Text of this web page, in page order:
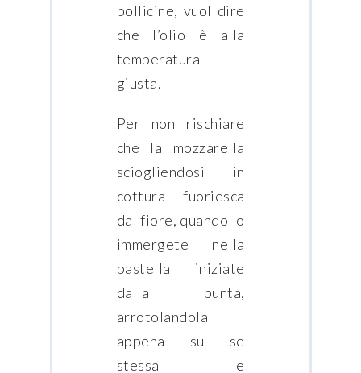
bollicine, vuol dire
che l’olio è alla
temperatura
giusta.
Per non rischiare
che la mozzarella
sciogliendosi in
cottura fuoriesca
dal fiore, quando lo
immergete nella
pastella iniziate
dalla punta,
arrotolandola
appena su se
stessa e